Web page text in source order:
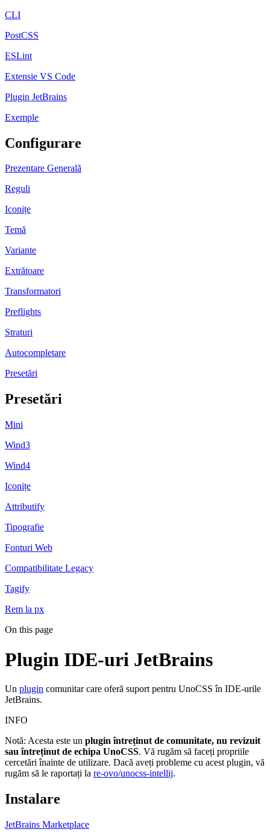
CLI
PostCSS
ESLint
Extensie VS Code
Plugin JetBrains
Exemple
Configurare
Prezentare Generală
Reguli
Iconițe
Temă
Variante
Extrătoare
Transformatori
Preflights
Straturi
Autocompletare
Presetări
Presetări
Mini
Wind3
Wind4
Iconițe
Attributify
Tipografie
Fonturi Web
Compatibilitate Legacy
Tagify
Rem la px
On this page
Plugin IDE-uri JetBrains
Un plugin comunitar care oferă suport pentru UnoCSS în IDE-urile
JetBrains.
INFO
Notă: Acesta este un plugin întreținut de comunitate, nu revizuit
sau întreținut de echipa UnoCSS. Vă rugăm să faceți propriile
cercetări înainte de utilizare. Dacă aveți probleme cu acest plugin, vă
rugăm să le raportați la re-ovo/unocss-intellij.
Instalare
JetBrains Marketplace